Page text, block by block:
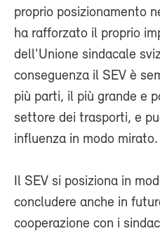
proprio posizionamento
ha rafforzato il proprio
dell'Unione sindacale
conseguenza il SEV è
più parti, il più grande e
settore dei trasporti, e
influenza in modo mirato.
Il SEV si posiziona in
concludere anche in
cooperazione con i